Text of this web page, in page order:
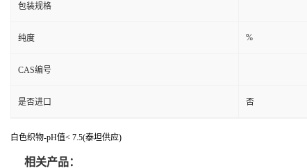
包装规格
纯度 %
CAS编号
是否进口 否
白色织物-pH值< 7.5(泰坦供应)
相关产品：